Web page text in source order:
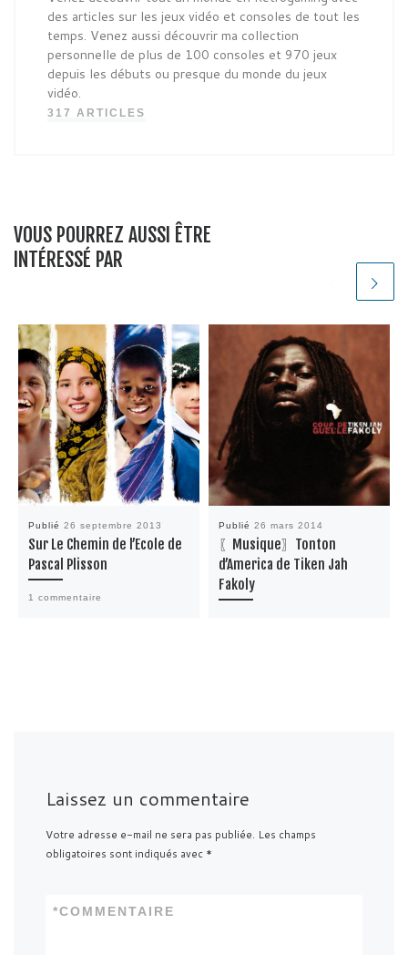
des articles sur les jeux vidéo et consoles de tout les
temps. Venez aussi découvrir ma collection
personnelle de plus de 100 consoles et 970 jeux
depuis les débuts ou presque du monde du jeux
vidéo.
317 ARTICLES
VOUS POURREZ AUSSI ÊTRE
INTÉRESSÉ PAR
Publié 26 septembre 2013
Sur Le Chemin de l’Ecole de
Pascal Plisson
1 commentaire
Publié 26 mars 2014
〖Musique〗Tonton
d’America de Tiken Jah
Fakoly
Laissez un commentaire
Votre adresse e-mail ne sera pas publiée. Les champs
obligatoires sont indiqués avec *
COMMENTAIRE
*